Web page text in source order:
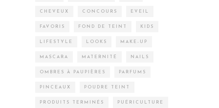
CHEVEUX CONCOURS EVEIL
FAVORIS FOND DE TEINT KIDS
LIFESTYLE LOOKS MAKE-UP
MASCARA MATERNITÉ NAILS
OMBRES À PAUPIÈRES PARFUMS
PINCEAUX POUDRE TEINT
PRODUITS TERMINÉS PUÉRICULTURE